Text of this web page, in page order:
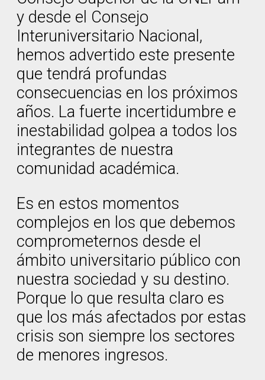
y desde el Consejo
Interuniversitario Nacional,
hemos advertido este presente
que tendrá profundas
consecuencias en los próximos
años. La fuerte incertidumbre e
inestabilidad golpea a todos los
integrantes de nuestra
comunidad académica.
Es en estos momentos
complejos en los que debemos
comprometernos desde el
ámbito universitario público con
nuestra sociedad y su destino.
Porque lo que resulta claro es
que los más afectados por estas
crisis son siempre los sectores
de menores ingresos.